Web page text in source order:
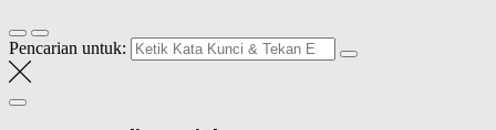
Pencarian untuk: